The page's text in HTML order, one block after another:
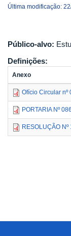
Última modificação:
Público-alvo:
Definições:
Anexo
Ofício Circular nº
PORTARIA Nº
RESOLUÇÃO